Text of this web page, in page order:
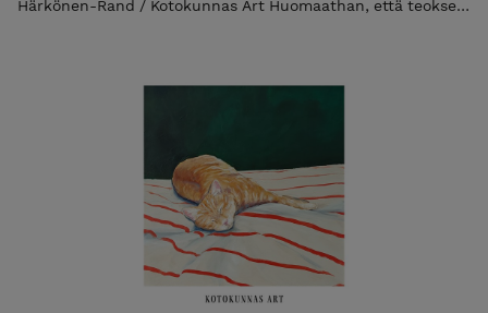
Härkönen-Rand / Kotokunnas Art Huomaathan, että teokset